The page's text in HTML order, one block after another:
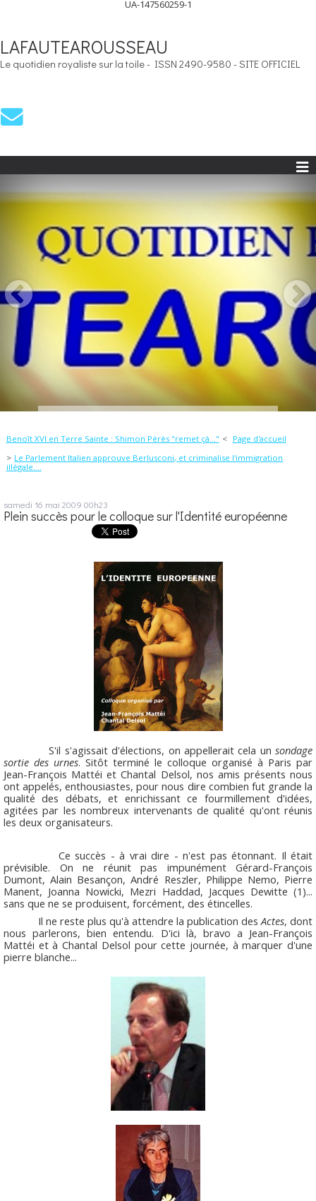
UA-147560259-1
LAFAUTEAROUSSEAU
Le quotidien royaliste sur la toile - ISSN 2490-9580 - SITE OFFICIEL
Benoît XVI en Terre Sainte : Shimon Pérès "remet çà..."
Page d'accueil
Le Parlement Italien approuve Berlusconi, et criminalise l'immigration
illégale....
samedi 16 mai 2009 00h23
Plein succès pour le colloque sur l'Identité européenne
S'il s'agissait d'élections, on appellerait cela un sondage
sortie des urnes. Sitôt terminé le colloque organisé à Paris par
Jean-François Mattéi et Chantal Delsol, nos amis présents nous
ont appelés, enthousiastes, pour nous dire combien fut grande la
qualité des débats, et enrichissant ce fourmillement d'idées,
agitées par les nombreux intervenants de qualité qu'ont réunis
les deux organisateurs.
Ce succès - à vrai dire - n'est pas étonnant. Il était
prévisible. On ne réunit pas impunément Gérard-François
Dumont, Alain Besançon, André Reszler, Philippe Nemo, Pierre
Manent, Joanna Nowicki, Mezri Haddad, Jacques Dewitte (1)...
sans que ne se produisent, forcément, des étincelles.
Il ne reste plus qu'à attendre la publication desActes, dont
nous parlerons, bien entendu. D'ici là, bravo a Jean-François
Mattéi et à Chantal Delsol pour cette journée, à marquer d'une
pierre blanche...